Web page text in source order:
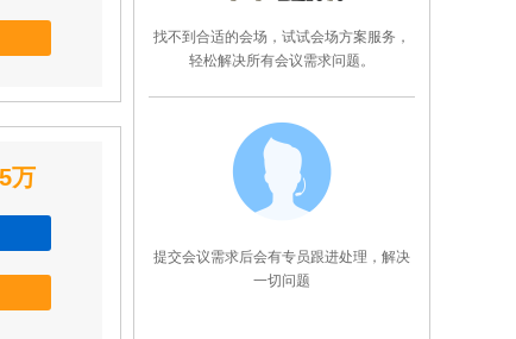
万
找不到合适的会场，试试会场方案服务，
轻松解决所有会议需求问题。
提交会议需求后会有专员跟进处理，解决
一切问题